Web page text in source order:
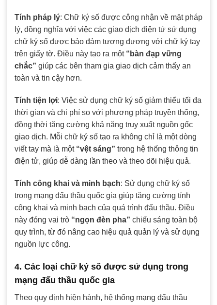
Tính pháp lý: Chữ ký số được công nhận về mặt pháp
lý, đồng nghĩa với việc các giao dịch điện tử sử dụng
chữ ký số được bảo đảm tương đương với chữ ký tay
trên giấy tờ. Điều này tạo ra một “bàn đạp vững
chắc” giúp các bên tham gia giao dịch cảm thấy an
toàn và tin cậy hơn.
Tính tiện lợi: Việc sử dụng chữ ký số giảm thiểu tối đa
thời gian và chi phí so với phương pháp truyền thống,
đồng thời tăng cường khả năng truy xuất nguồn gốc
giao dịch. Mỗi chữ ký số tạo ra không chỉ là một dòng
viết tay mà là một “vệt sáng” trong hệ thống thông tin
điện tử, giúp dễ dàng lần theo và theo dõi hiệu quả.
Tính công khai và minh bạch: Sử dụng chữ ký số
trong mạng đấu thầu quốc gia giúp tăng cường tính
công khai và minh bạch của quá trình đấu thầu. Điều
này đóng vai trò “ngọn đèn pha” chiếu sáng toàn bộ
quy trình, từ đó nâng cao hiệu quả quản lý và sử dụng
nguồn lực công.
4. Các loại chữ ký số được sử dụng trong
mạng đấu thầu quốc gia
Theo quy định hiện hành, hệ thống mạng đấu thầu